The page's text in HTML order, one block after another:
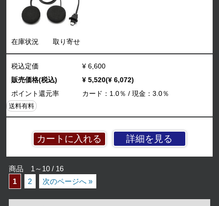
在庫状況 取り寄せ
詳細を見る
税込定価
¥ 6,600
販売価格(税込)
¥ 5,520(¥ 6,072)
ポイント還元率
カード：1.0％ / 現金：3.0％
送料有料
商品 1～10 / 16
1
2 次のページへ »